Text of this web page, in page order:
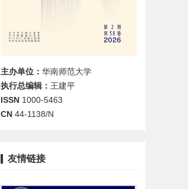
主办单位： 华南师范大学
执行总编辑： 王建平
ISSN1000-5463
CN44-1138/N
友情链接